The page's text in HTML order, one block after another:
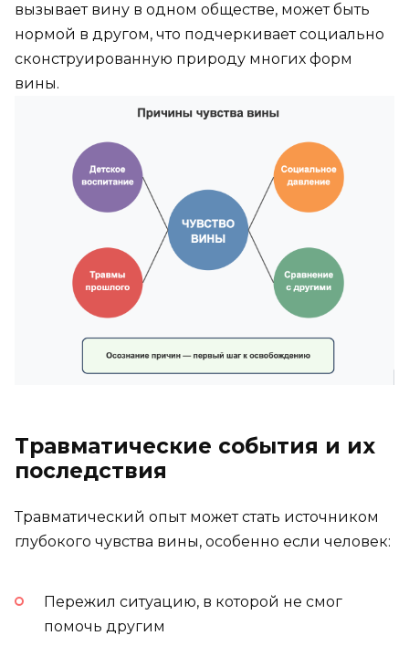
вызывает вину в одном обществе, может быть
нормой в другом, что подчеркивает социально
сконструированную природу многих форм
вины.
Травматические события и их
последствия
Травматический опыт может стать источником
глубокого чувства вины, особенно если человек:
Пережил ситуацию, в которой не смог
помочь другим